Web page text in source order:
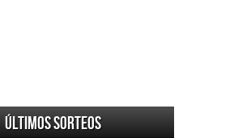
Últimos sorteos